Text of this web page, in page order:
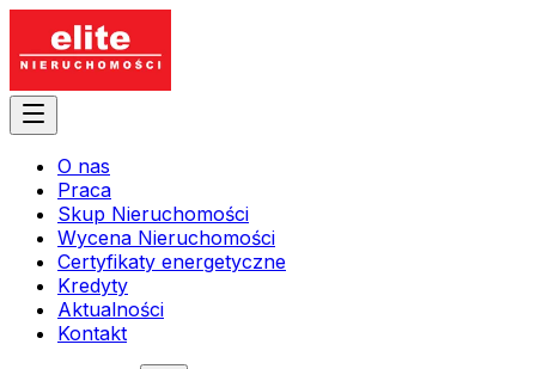
O nas
Praca
Skup Nieruchomości
Wycena Nieruchomości
Certyfikaty energetyczne
Kredyty
Aktualności
Kontakt